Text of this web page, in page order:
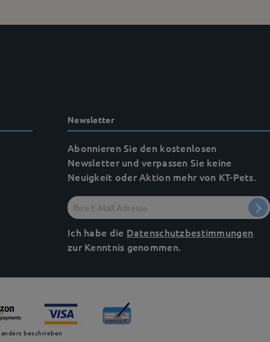
Newsletter
Abonnieren Sie den kostenlosen
Newsletter und verpassen Sie keine
Neuigkeit oder Aktion mehr von KT-Pets.
Ich habe die Datenschutzbestimmungen
zur Kenntnis genommen.
beschrieben